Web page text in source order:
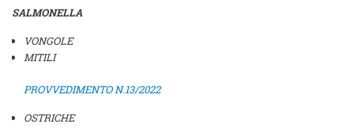
SALMONELLA
VONGOLE
MITILI
PROVVEDIMENTO N.13/2022
OSTRICHE